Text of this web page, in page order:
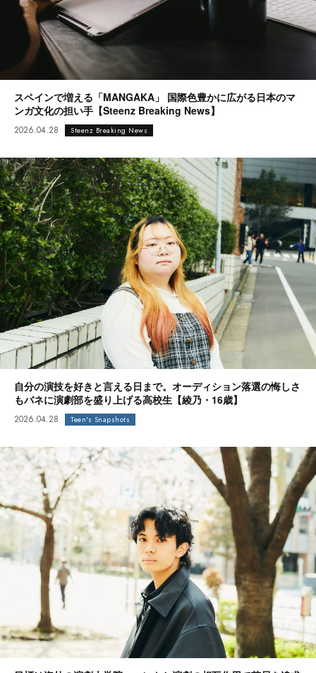
スペインで増える「MANGAKA」 国際色豊かに広がる日本のマ
ンガ文化の担い手【Steenz Breaking News】
2026.04.28 Steenz Breaking News
自分の演技を好きと言える日まで。オーディション落選の悔しさ
もバネに演劇部を盛り上げる高校生【綾乃・16歳】
2026.04.28 Teen's Snapshots